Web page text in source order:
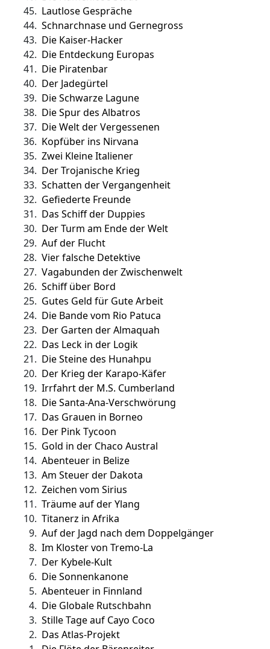
45. Lautlose Gespräche
44. Schnarchnase und Gernegross
43. Die Kaiser-Hacker
42. Die Entdeckung Europas
41. Die Piratenbar
40. Der Jadegürtel
39. Die Schwarze Lagune
38. Die Spur des Albatros
37. Die Welt der Vergessenen
36. Kopfüber ins Nirvana
35. Zwei Kleine Italiener
34. Der Trojanische Krieg
33. Schatten der Vergangenheit
32. Gefiederte Freunde
31. Das Schiff der Duppies
30. Der Turm am Ende der Welt
29. Auf der Flucht
28. Vier falsche Detektive
27. Vagabunden der Zwischenwelt
26. Schiff über Bord
25. Gutes Geld für Gute Arbeit
24. Die Bande vom Rio Patuca
23. Der Garten der Almaquah
22. Das Leck in der Logik
21. Die Steine des Hunahpu
20. Der Krieg der Karapo-Käfer
19. Irrfahrt der M.S. Cumberland
18. Die Santa-Ana-Verschwörung
17. Das Grauen in Borneo
16. Der Pink Tycoon
15. Gold in der Chaco Austral
14. Abenteuer in Belize
13. Am Steuer der Dakota
12. Zeichen vom Sirius
11. Träume auf der Ylang
10. Titanerz in Afrika
9. Auf der Jagd nach dem Doppelgänger
8. Im Kloster von Tremo-La
7. Der Kybele-Kult
6. Die Sonnenkanone
5. Abenteuer in Finnland
4. Die Globale Rutschbahn
3. Stille Tage auf Cayo Coco
2. Das Atlas-Projekt